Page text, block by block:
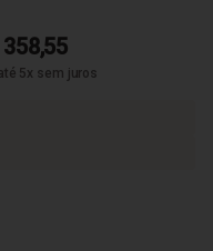
358,55
5x sem juros